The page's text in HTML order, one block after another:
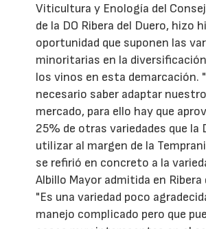
Viticultura y Enología del
de la DO Ribera del Duero, hizo
oportunidad que suponen las
minoritarias en la
los vinos en esta demarcación.
necesario saber adaptar
mercado, para ello hay que
25% de otras variedades que la
utilizar al margen de la
se refirió en concreto a la
Albillo Mayor admitida en Ribera
"Es una variedad poco
manejo complicado pero que